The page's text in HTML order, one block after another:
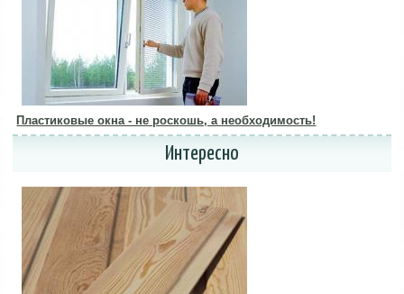
Пластиковые окна - не роскошь, а необходимость!
Интересно